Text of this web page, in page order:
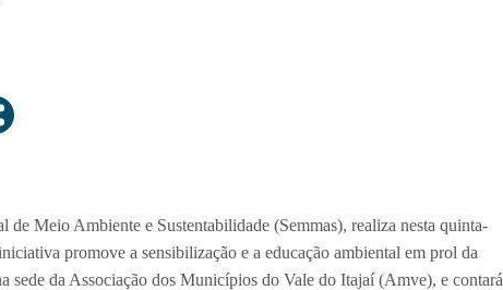
Meio Ambiente e Sustentabilidade (Semmas), realiza nesta quinta-
promove a sensibilização e a educação ambiental em prol da
sede da Associação dos Municípios do Vale do Itajaí (Amve), e contará